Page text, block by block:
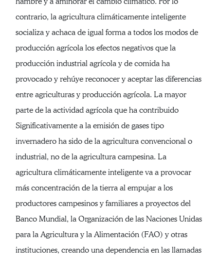
contrario, la agricultura climáticamente inteligente
socializa y achaca de igual forma a todos los modos de
producción agrícola los efectos negativos que la
producción industrial agrícola y de comida ha
provocado y rehúye reconocer y aceptar las diferencias
entre agriculturas y producción agrícola. La mayor
parte de la actividad agrícola que ha contribuido
Significativamente a la emisión de gases tipo
invernadero ha sido de la agricultura convencional o
industrial, no de la agricultura campesina. La
agricultura climáticamente inteligente va a provocar
más concentración de la tierra al empujar a los
productores campesinos y familiares a proyectos del
Banco Mundial, la Organización de las Naciones Unidas
para la Agricultura y la Alimentación (FAO) y otras
instituciones, creando una dependencia en las llamadas